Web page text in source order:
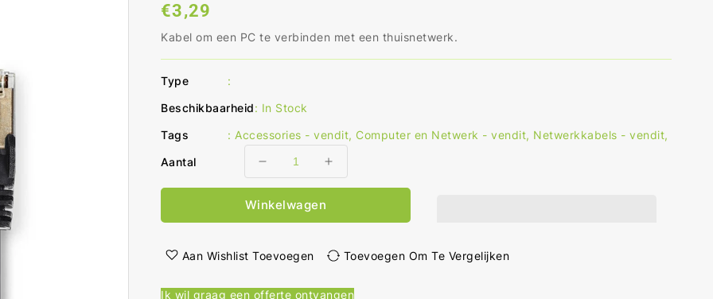
Normale
prijs
€3,29
Kabel om een PC te verbinden met een thuisnetwerk.
Type
:
Beschikbaarheid: In Stock
Tags
: Accessories - vendit, Computer en Netwerk - vendit, Netwerkkabels - vendit,
Aantal
Aantal
verlagen
voor
CAT5e
SF/UTP
Male
Aantal
verhogen
CAT5e
SF/UTP
Male
Winkelwagen
Aan Wishlist Toevoegen Toevoegen Om Te Vergelijken
Ik wil graag een offerte ontvangen